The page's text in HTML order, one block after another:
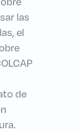
las
el
de